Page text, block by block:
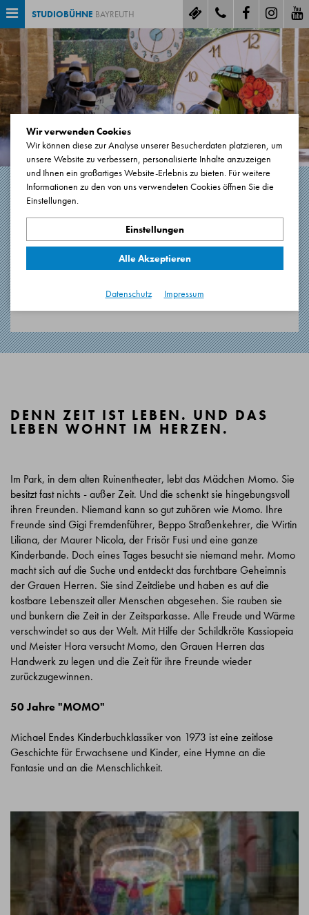
STUDIOBÜHNE BAYREUTH
MOMO
nach dem Roman von Michael Ende
80 Minuten. Keine Pause
DENN ZEIT IST LEBEN. UND DAS
LEBEN WOHNT IM HERZEN.
Im Park, in dem alten Ruinentheater, lebt das Mädchen Momo. Sie
besitzt fast nichts - außer Zeit. Und die schenkt sie hingebungsvoll
ihren Freunden. Niemand kann so gut zuhören wie Momo. Ihre
Freunde sind Gigi Fremdenführer, Beppo Straßenkehrer, die Wirtin
Liliana, der Maurer Nicola, der Frisör Fusi und eine ganze
Kinderbande. Doch eines Tages besucht sie niemand mehr. Momo
macht sich auf die Suche und entdeckt das furchtbare Geheimnis
der Grauen Herren. Sie sind Zeitdiebe und haben es auf die
kostbare Lebenszeit aller Menschen abgesehen. Sie rauben sie
und bunkern die Zeit in der Zeitsparkasse. Alle Freude und Wärme
verschwindet so aus der Welt. Mit Hilfe der Schildkröte Kassiopeia
und Meister Hora versucht Momo, den Grauen Herren das
Handwerk zu legen und die Zeit für ihre Freunde wieder
zurückzugewinnen.
50 Jahre "MOMO"
Michael Endes Kinderbuchklassiker von 1973 ist eine zeitlose
Geschichte für Erwachsene und Kinder, eine Hymne an die
Fantasie und an die Menschlichkeit.
Wir verwenden Cookies
Wir können diese zur Analyse unserer Besucherdaten platzieren, um
unsere Website zu verbessern, personalisierte Inhalte anzuzeigen
und Ihnen ein großartiges Website-Erlebnis zu bieten. Für weitere
Informationen zu den von uns verwendeten Cookies öffnen Sie die
Einstellungen.
Einstellungen
Alle Akzeptieren
Datenschutz Impressum